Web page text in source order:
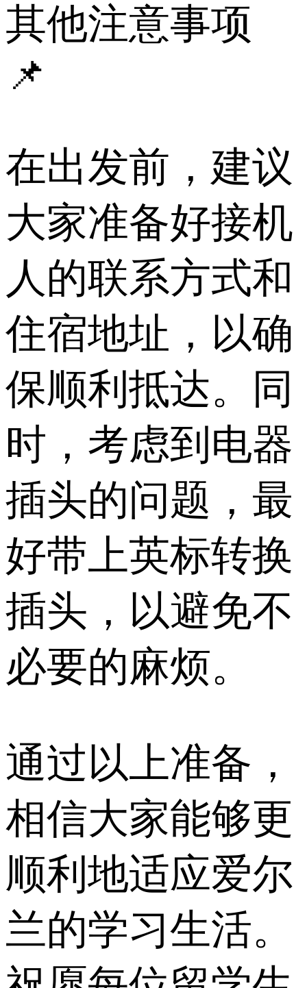
其他注意事项
📌
在出发前，建议
大家准备好接机
人的联系方式和
住宿地址，以确
保顺利抵达。同
时，考虑到电器
插头的问题，最
好带上英标转换
插头，以避免不
必要的麻烦。
通过以上准备，
相信大家能够更
顺利地适应爱尔
兰的学习生活。